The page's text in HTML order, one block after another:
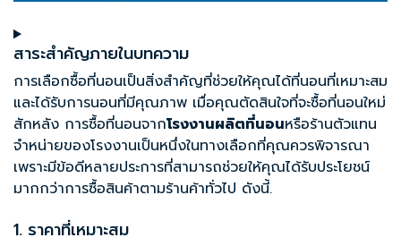
สาระสำคัญภายในบทความ
การเลือกซื้อที่นอนเป็นสิ่งสำคัญที่ช่วยให้คุณได้ที่นอนที่เหมาะสม
และได้รับการนอนที่มีคุณภาพ เมื่อคุณตัดสินใจที่จะซื้อที่นอนใหม่
สักหลัง การซื้อที่นอนจากโรงงานผลิตที่นอนหรือร้านตัวแทน
จำหน่ายของโรงงานเป็นหนึ่งในทางเลือกที่คุณควรพิจารณา
เพราะมีข้อดีหลายประการที่สามารถช่วยให้คุณได้รับประโยชน์
มากกว่าการซื้อสินค้าตามร้านค้าทั่วไป ดังนี้.
1. ราคาที่เหมาะสม